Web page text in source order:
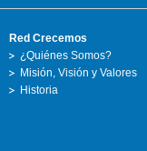
Red Crecemos
¿Quiénes Somos?
Misión, Visión y Valores
Historia